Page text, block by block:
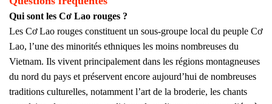
Qui sont les Cơ Lao rouges ?
Les Cơ Lao rouges constituent un sous-groupe local du peuple Cơ
Lao, l’une des minorités ethniques les moins nombreuses du
Vietnam. Ils vivent principalement dans les régions montagneuses
du nord du pays et préservent encore aujourd’hui de nombreuses
traditions culturelles, notamment l’art de la broderie, les chants